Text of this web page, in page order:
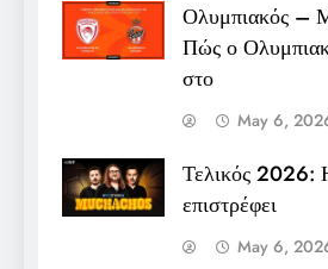
Ολυμπιακός –
Πώς ο
στο
May 6,
Τελικός 2026:
επιστρέφει
May 6,